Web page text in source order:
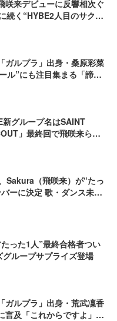
咲来デビューに反響相次ぐ
続く“HYBE2人目のサク
ガルプラ」出身・桑原彩菜
ル”にも注目集まる「諦め
グループ名はSAINT
」最終回で飛咲来らメ
Sakura（飛咲来）が“たっ
ーに決定 歌・ダンス未経
った1人”最終合格者つい
ループサプライズ登場
ガルプラ」出身・荒武凜香
言及「これからですよ」4